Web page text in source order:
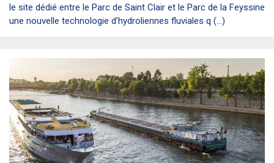
le site dédié entre le Parc de Saint Clair et le Parc de la Feyssine
une nouvelle technologie d’hydroliennes fluviales q (...)